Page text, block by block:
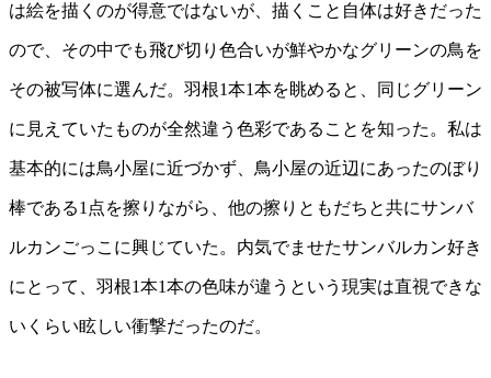
は絵を描くのが得意ではないが、描くこと自体は好きだった
ので、その中でも飛び切り色合いが鮮やかなグリーンの鳥を
その被写体に選んだ。羽根1本1本を眺めると、同じグリーン
に見えていたものが全然違う色彩であることを知った。私は
基本的には鳥小屋に近づかず、鳥小屋の近辺にあったのぼり
棒である1点を擦りながら、他の擦りともだちと共にサンバ
ルカンごっこに興じていた。内気でませたサンバルカン好き
にとって、羽根1本1本の色味が違うという現実は直視できな
いくらい眩しい衝撃だったのだ。